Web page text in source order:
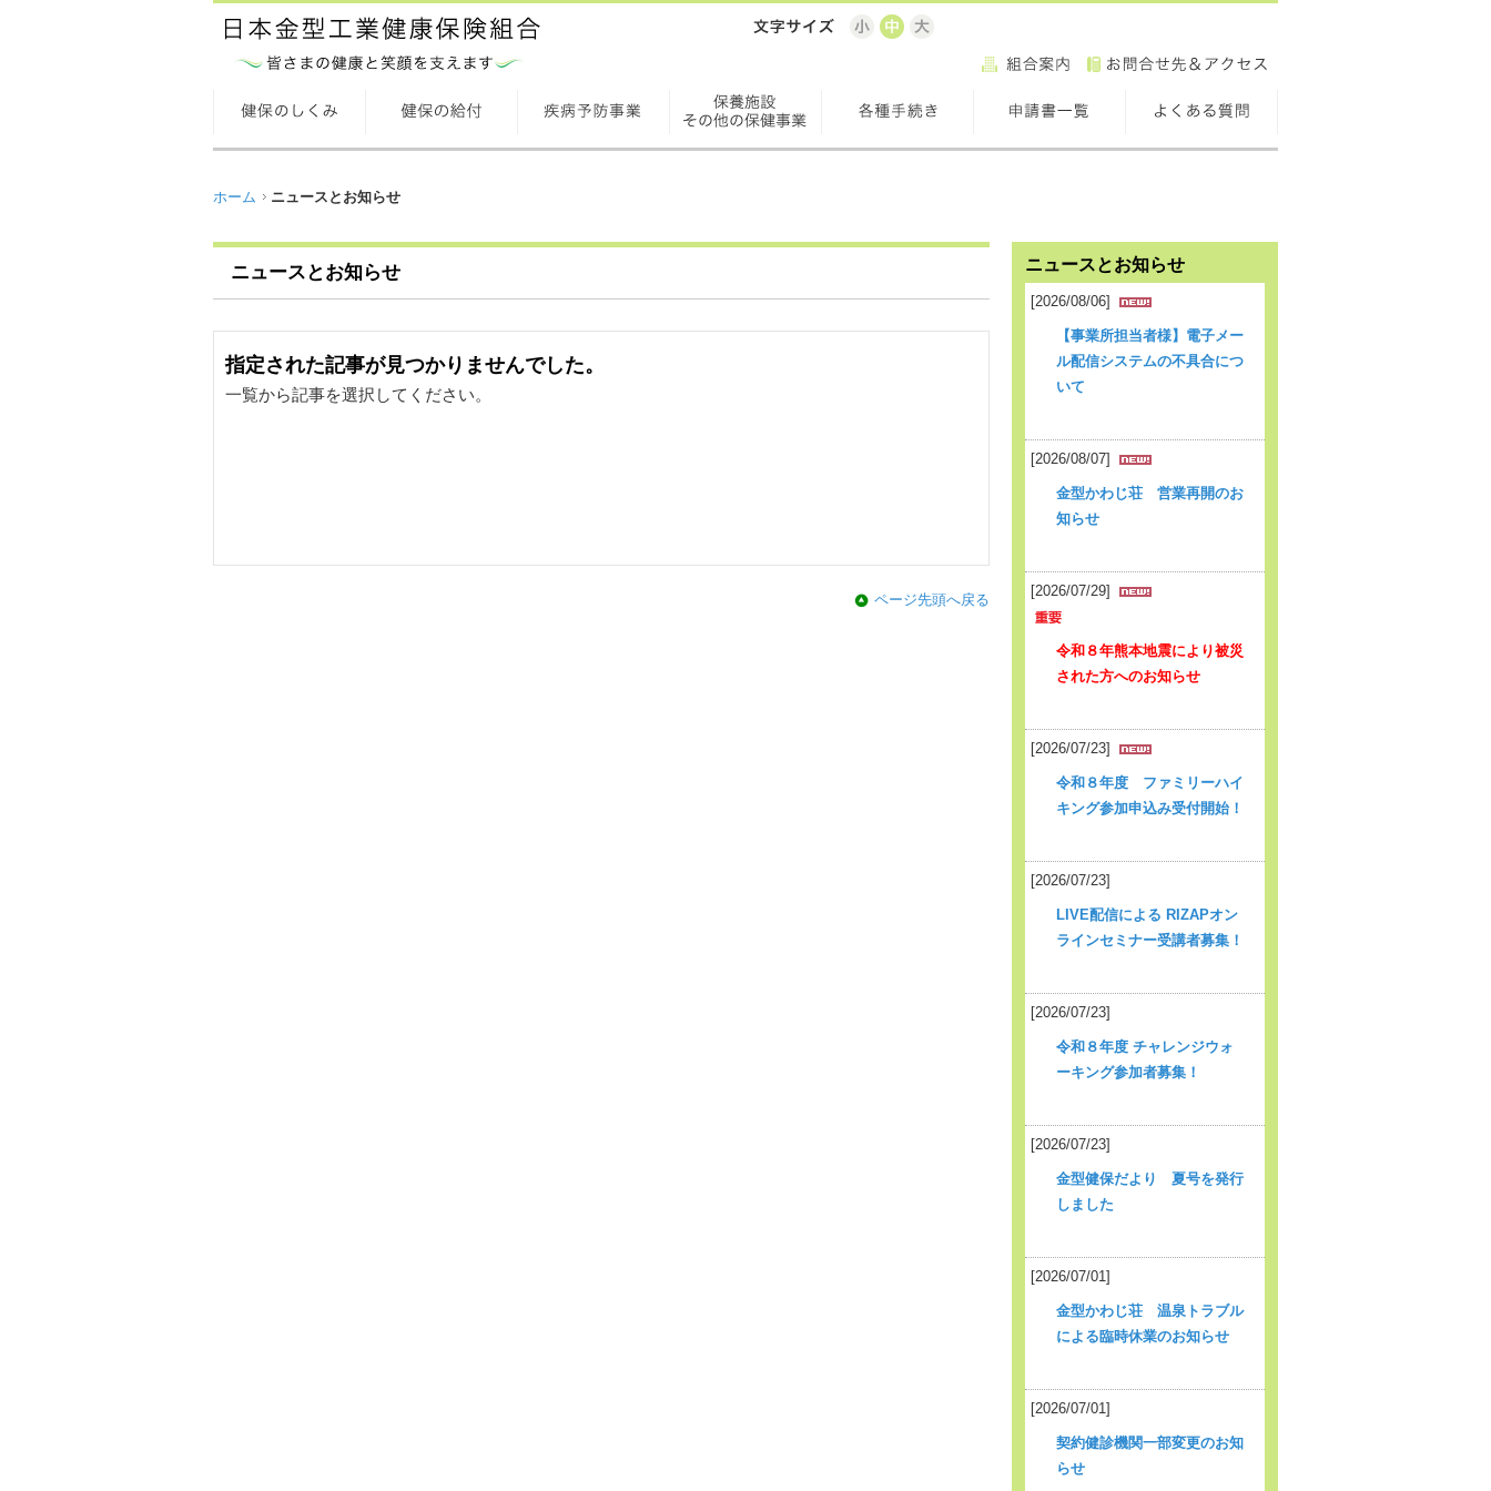
ホーム ニュースとお知らせ
ニュースとお知らせ
指定された記事が見つかりませんでした。
一覧から記事を選択してください。
ページ先頭へ戻る
ニュースとお知らせ
[2026/08/06]
【事業所担当者様】電子メー
ル配信システムの不具合につ
いて
[2026/08/07]
金型かわじ荘 営業再開のお
知らせ
[2026/07/29]
令和８年熊本地震により被災
された方へのお知らせ
[2026/07/23]
令和８年度 ファミリーハイ
キング参加申込み受付開始！
[2026/07/23]
LIVE配信による RIZAPオン
ラインセミナー受講者募集！
[2026/07/23]
令和８年度 チャレンジウォ
ーキング参加者募集！
[2026/07/23]
金型健保だより 夏号を発行
しました
[2026/07/01]
金型かわじ荘 温泉トラブル
による臨時休業のお知らせ
[2026/07/01]
契約健診機関一部変更のお知
らせ